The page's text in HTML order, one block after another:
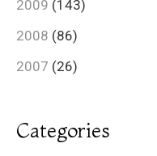
2009 (143)
2008 (86)
2007 (26)
Categories